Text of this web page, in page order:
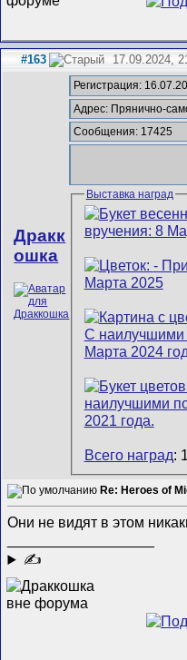
#163 17.09.2024,
Дракк
ошка
Регистрация:
Адрес: Прянично-
Сообщения: 17425
Выставка наград
Всего наград:
Re: Heroes of
Они не видят в этом
✍